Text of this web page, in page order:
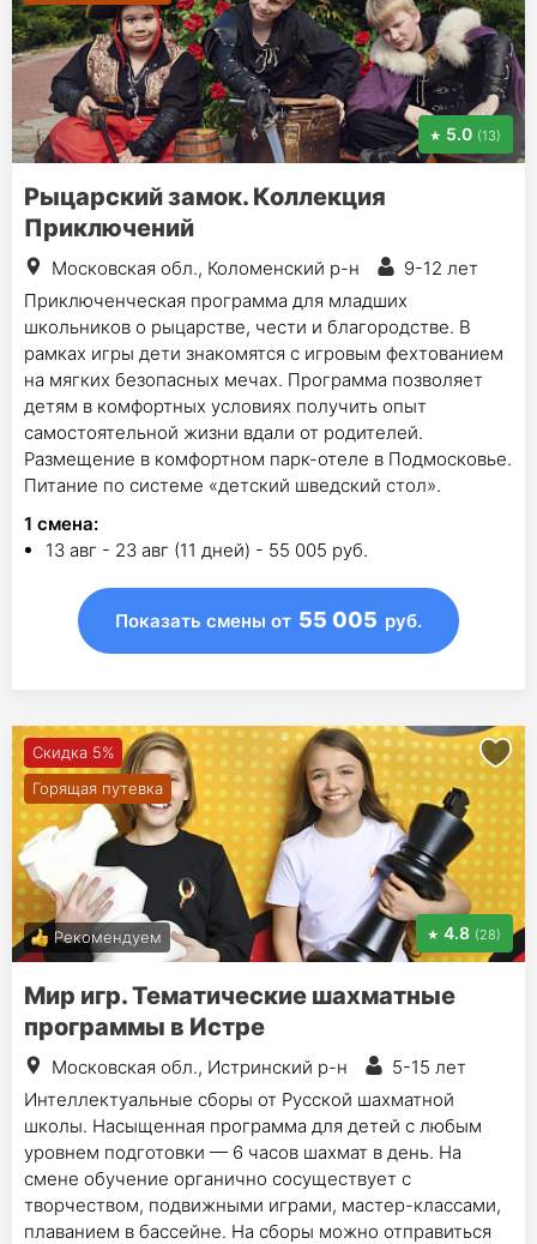
5.0 (13)
Рыцарский замок. Коллекция
Приключений
Московская обл., Коломенский р-н
9-12 лет
Приключенческая программа для младших
школьников о рыцарстве, чести и благородстве. В
рамках игры дети знакомятся с игровым фехтованием
на мягких безопасных мечах. Программа позволяет
детям в комфортных условиях получить опыт
самостоятельной жизни вдали от родителей.
Размещение в комфортном парк-отеле в Подмосковье.
Питание по системе «детский шведский стол».
1 смена:
13 авг - 23 авг (11 дней) - 55 005 руб.
Показать смены от 55 005 руб.
Скидка 5%
Горящая путевка
Рекомендуем 4.8 (28)
Мир игр. Тематические шахматные
программы в Истре
Московская обл., Истринский р-н
5-15 лет
Интеллектуальные сборы от Русской шахматной
школы. Насыщенная программа для детей с любым
уровнем подготовки — 6 часов шахмат в день. На
смене обучение органично сосуществует с
творчеством, подвижными играми, мастер-классами,
плаванием в бассейне. На сборы можно отправиться